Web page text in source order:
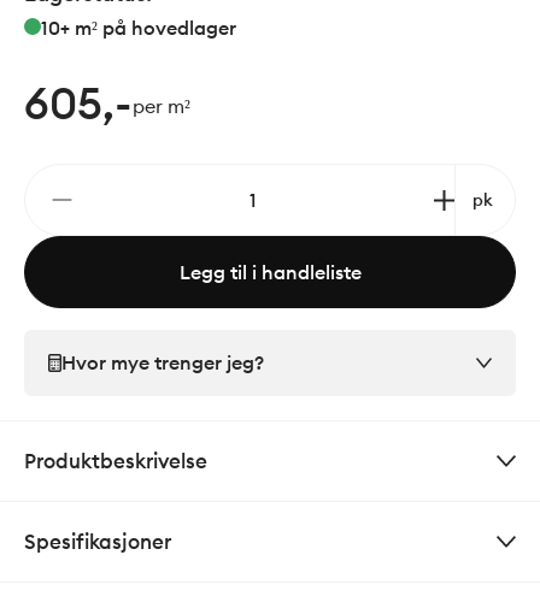
10+ m² på hovedlager
605,-per m²
pk
Legg til i handleliste
Hvor mye trenger jeg?
Produktbeskrivelse
Spesifikasjoner